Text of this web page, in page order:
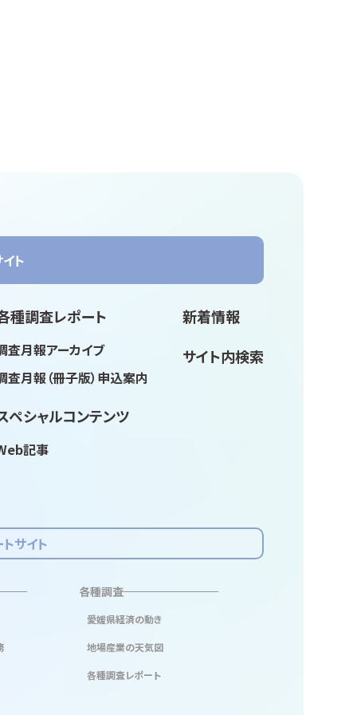
ト
種調査レポート
査月報アーカイブ
査月報（冊子版）申込案内
ペシャルコンテンツ
記事
新着情報
サイト内検索
サイト
各種調査
愛媛県経済の動き
地場産業の天気図
各種調査レポート